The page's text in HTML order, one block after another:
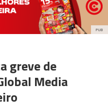
PUB
greve de
Media